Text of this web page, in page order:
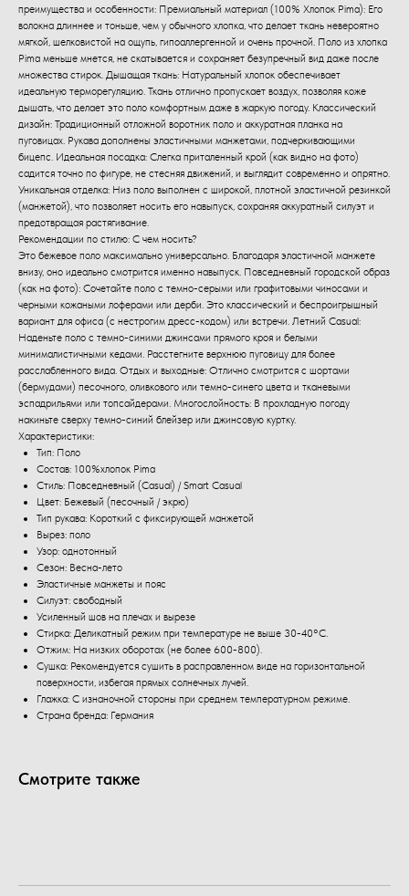
преимущества и особенности: Премиальный материал (100% Хлопок Pima): Его
волокна длиннее и тоньше, чем у обычного хлопка, что делает ткань невероятно
мягкой, шелковистой на ощупь, гипоаллергенной и очень прочной. Поло из хлопка
Pima меньше мнется, не скатывается и сохраняет безупречный вид даже после
множества стирок. Дышащая ткань: Натуральный хлопок обеспечивает
идеальную терморегуляцию. Ткань отлично пропускает воздух, позволяя коже
дышать, что делает это поло комфортным даже в жаркую погоду. Классический
дизайн: Традиционный отложной воротник поло и аккуратная планка на
пуговицах. Рукава дополнены эластичными манжетами, подчеркивающими
бицепс. Идеальная посадка: Слегка приталенный крой (как видно на фото)
садится точно по фигуре, не стесняя движений, и выглядит современно и опрятно.
Уникальная отделка: Низ поло выполнен с широкой, плотной эластичной резинкой
(манжетой), что позволяет носить его навыпуск, сохраняя аккуратный силуэт и
предотвращая растягивание.
Рекомендации по стилю: С чем носить?
Это бежевое поло максимально универсально. Благодаря эластичной манжете
внизу, оно идеально смотрится именно навыпуск. Повседневный городской образ
(как на фото): Сочетайте поло с темно-серыми или графитовыми чиносами и
черными кожаными лоферами или дерби. Это классический и беспроигрышный
вариант для офиса (с нестрогим дресс-кодом) или встречи. Летний Casual:
Наденьте поло с темно-синими джинсами прямого кроя и белыми
минималистичными кедами. Расстегните верхнюю пуговицу для более
расслабленного вида. Отдых и выходные: Отлично смотрится с шортами
(бермудами) песочного, оливкового или темно-синего цвета и тканевыми
эспадрильями или топсайдерами. Многослойность: В прохладную погоду
накиньте сверху темно-синий блейзер или джинсовую куртку.
Характеристики:
Тип: Поло
Состав: 100%хлопок Pima
Стиль: Повседневный (Casual) / Smart Casual
Цвет: Бежевый (песочный / экрю)
Тип рукава: Короткий с фиксирующей манжетой
Вырез: поло
Узор: однотонный
Сезон: Весна-лето
Эластичные манжеты и пояс
Силуэт: свободный
Усиленный шов на плечах и вырезе
Стирка: Деликатный режим при температуре не выше 30-40°C.
Отжим: На низких оборотах (не более 600-800).
Сушка: Рекомендуется сушить в расправленном виде на горизонтальной
поверхности, избегая прямых солнечных лучей.
Глажка: С изнаночной стороны при среднем температурном режиме.
Страна бренда: Германия
Смотрите также